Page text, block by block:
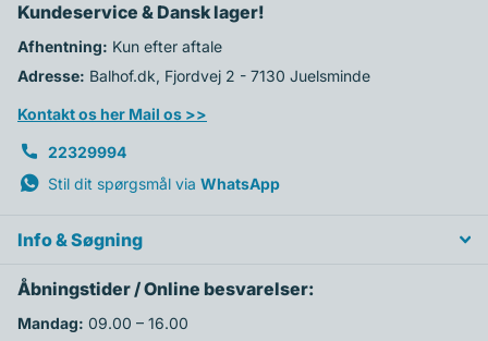
Kundeservice & Dansk lager!
Afhentning: Kun efter aftale
Adresse: Balhof.dk, Fjordvej 2 - 7130 Juelsminde
Kontakt os her Mail os >>
22329994
Stil dit spørgsmål via WhatsApp
Info & Søgning
Åbningstider / Online besvarelser:
Mandag: 09.00 – 16.00